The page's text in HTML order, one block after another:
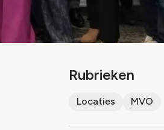
Rubrieken
Locaties MVO